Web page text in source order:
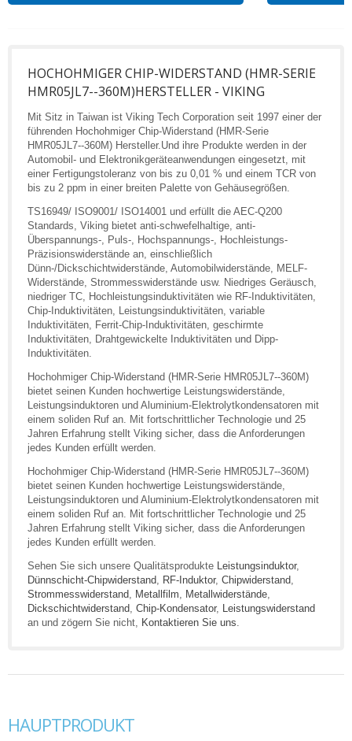
HOCHOHMIGER CHIP-WIDERSTAND (HMR-SERIE
HMR05JL7--360M)HERSTELLER - VIKING
Mit Sitz in Taiwan ist Viking Tech Corporation seit 1997 einer der
führenden Hochohmiger Chip-Widerstand (HMR-Serie
HMR05JL7--360M) Hersteller.Und ihre Produkte werden in der
Automobil- und Elektronikgeräteanwendungen eingesetzt, mit
einer Fertigungstoleranz von bis zu 0,01 % und einem TCR von
bis zu 2 ppm in einer breiten Palette von Gehäusegrößen.
TS16949/ ISO9001/ ISO14001 und erfüllt die AEC-Q200
Standards, Viking bietet anti-schwefelhaltige, anti-
Überspannungs-, Puls-, Hochspannungs-, Hochleistungs-
Präzisionswiderstände an, einschließlich
Dünn-/Dickschichtwiderstände, Automobilwiderstände, MELF-
Widerstände, Strommesswiderstände usw. Niedriges Geräusch,
niedriger TC, Hochleistungsinduktivitäten wie RF-Induktivitäten,
Chip-Induktivitäten, Leistungsinduktivitäten, variable
Induktivitäten, Ferrit-Chip-Induktivitäten, geschirmte
Induktivitäten, Drahtgewickelte Induktivitäten und Dipp-
Induktivitäten.
Hochohmiger Chip-Widerstand (HMR-Serie HMR05JL7--360M)
bietet seinen Kunden hochwertige Leistungswiderstände,
Leistungsinduktoren und Aluminium-Elektrolytkondensatoren mit
einem soliden Ruf an. Mit fortschrittlicher Technologie und 25
Jahren Erfahrung stellt Viking sicher, dass die Anforderungen
jedes Kunden erfüllt werden.
Hochohmiger Chip-Widerstand (HMR-Serie HMR05JL7--360M)
bietet seinen Kunden hochwertige Leistungswiderstände,
Leistungsinduktoren und Aluminium-Elektrolytkondensatoren mit
einem soliden Ruf an. Mit fortschrittlicher Technologie und 25
Jahren Erfahrung stellt Viking sicher, dass die Anforderungen
jedes Kunden erfüllt werden.
Sehen Sie sich unsere Qualitätsprodukte Leistungsinduktor,
Dünnschicht-Chipwiderstand RF-Induktor, Chipwiderstand
Strommesswiderstand Metallfilm Metallwiderstände
Dickschichtwiderstand Chip-Kondensator, Leistungswiderstand
an und zögern Sie nicht, Kontaktieren Sie uns
HAUPTPRODUKT